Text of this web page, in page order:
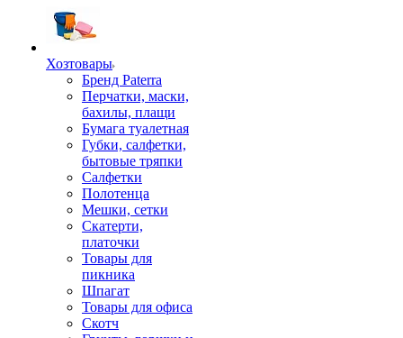
Хозтовары
Бренд Paterra
Перчатки, маски,
бахилы, плащи
Бумага туалетная
Губки, салфетки,
бытовые тряпки
Салфетки
Полотенца
Мешки, сетки
Скатерти,
платочки
Товары для
пикника
Шпагат
Товары для офиса
Скотч